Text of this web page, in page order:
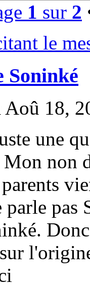
1 sur 2
le
Soninké
Aoû 18,
une
non
parle